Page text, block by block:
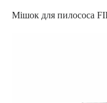
Мішок для пилососа